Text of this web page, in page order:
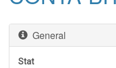
General
Stat